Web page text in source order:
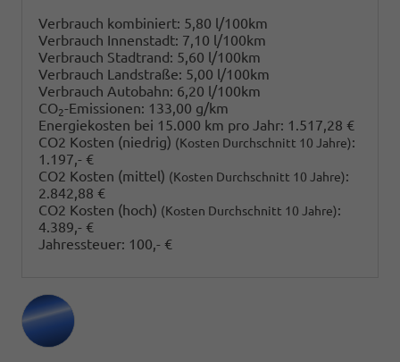
Verbrauch kombiniert: 5,80 l/100km
Verbrauch Innenstadt: 7,10 l/100km
Verbrauch Stadtrand: 5,60 l/100km
Verbrauch Landstraße: 5,00 l/100km
Verbrauch Autobahn: 6,20 l/100km
CO2-Emissionen: 133,00 g/km
Energiekosten bei 15.000 km pro Jahr: 1.517,28 €
CO2 Kosten (niedrig) (Kosten Durchschnitt 10 Jahre):
1.197,- €
CO2 Kosten (mittel) (Kosten Durchschnitt 10 Jahre):
2.842,88 €
CO2 Kosten (hoch) (Kosten Durchschnitt 10 Jahre):
4.389,- €
Jahressteuer: 100,- €